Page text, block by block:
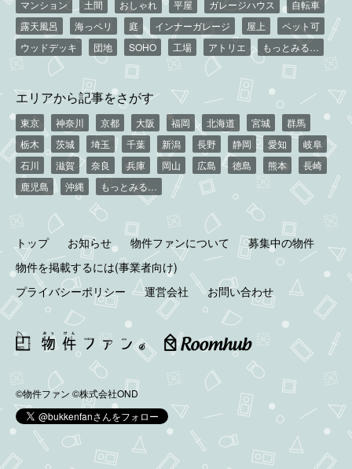
マンション
土間 おしゃれ 平屋 ガレージハウス
自転車
露天風呂
海っペリ 庭 インナーガレージ 屋上
ペット可
ウッドデッキ
団地 SOHO 工場 アトリエ もっとみる…
エリアから記事をさがす
東京 神奈川 京都 大阪 福岡 北海道 宮城
群馬
栃木
茨城 埼玉 千葉 新潟 長野 静岡 愛知
岐阜
石川
滋賀 奈良 兵庫 岡山 広島 徳島 熊本
長崎
鹿児島
沖縄 もっとみる…
トップ お知らせ 物件ファンについて
募集中の物件
物件を掲載するには(事業者向け)
プライバシーポリシー
運営会社 お問い合わせ
©物件ファン ©株式会社OND